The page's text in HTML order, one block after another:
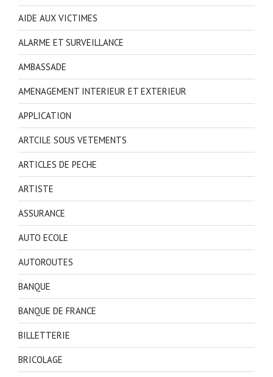
AIDE AUX VICTIMES
ALARME ET SURVEILLANCE
AMBASSADE
AMENAGEMENT INTERIEUR ET EXTERIEUR
APPLICATION
ARTCILE SOUS VETEMENTS
ARTICLES DE PECHE
ARTISTE
ASSURANCE
AUTO ECOLE
AUTOROUTES
BANQUE
BANQUE DE FRANCE
BILLETTERIE
BRICOLAGE